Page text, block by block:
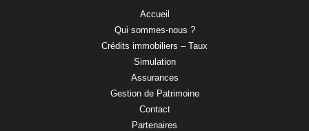
Accueil
Qui sommes-nous ?
Crédits immobiliers – Taux
Simulation
Assurances
Gestion de Patrimoine
Contact
Partenaires